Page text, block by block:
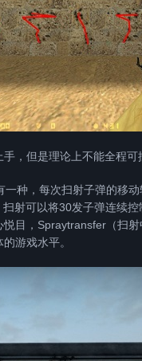
，但是理论上不能全程可
种，每次扫射子弹的移动
射可以将30发子弹连续
目，Spraytransfer（扫
游戏水平。